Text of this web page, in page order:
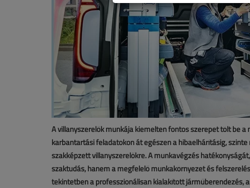
A villanyszerelők munkája kiemelten fontos szerepet tölt be
karbantartási feladatokon át egészen a hibaelhárításig,
szakképzett villanyszerelőkre. A munkavégzés
szaktudás, hanem a megfelelő munkakörnyezet és
tekintetben a professzionálisan kialakított járműberendezés,